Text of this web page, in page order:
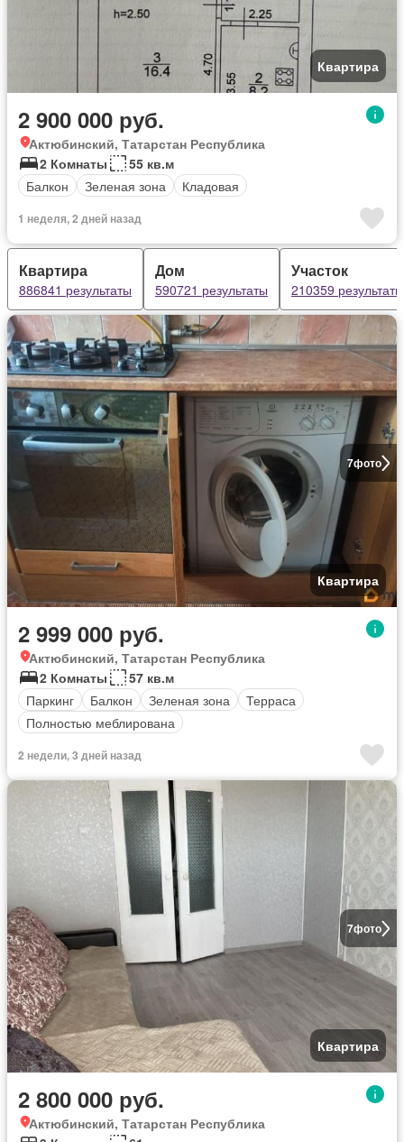
Квартира
2 900 000 руб.
Актюбинский, Татарстан Республика
2 Комнаты
55 кв.м
Балкон
Зеленая зона Кладовая
1 неделя, 2 дней назад
Квартира
886841 результаты
Дом
590721 результаты
Участок
210359 результаты
7фото
Квартира
2 999 000 руб.
Актюбинский, Татарстан Республика
2 Комнаты
57 кв.м
Паркинг
Балкон Зеленая зона
Терраса
Полностью меблирована
2 недели, 3 дней назад
7фото
Квартира
2 800 000 руб.
Актюбинский, Татарстан Республика